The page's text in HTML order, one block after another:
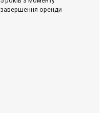
завершення оренди